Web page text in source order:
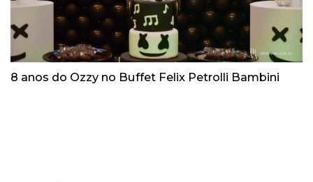
8 anos do Ozzy no Buffet Felix Petrolli Bambini